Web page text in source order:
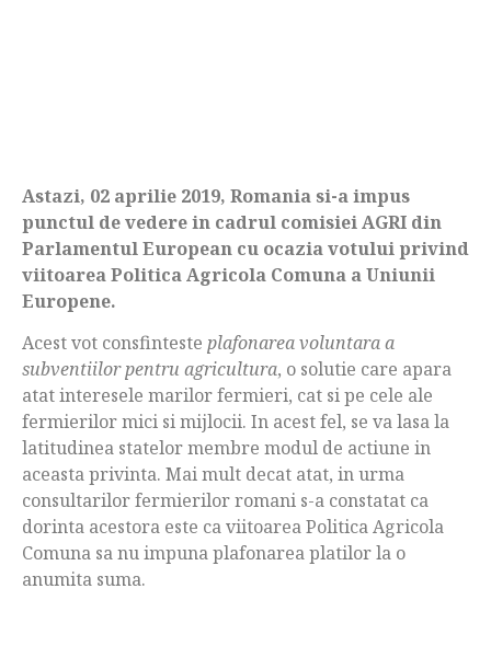
Astazi, 02 aprilie 2019, Romania si-a impus
punctul de vedere in cadrul comisiei AGRI din
Parlamentul European cu ocazia votului privind
viitoarea Politica Agricola Comuna a Uniunii
Europene.
Acest vot consfinteste plafonarea voluntara a
subventiilor pentru agricultura, o solutie care apara
atat interesele marilor fermieri, cat si pe cele ale
fermierilor mici si mijlocii. In acest fel, se va lasa la
latitudinea statelor membre modul de actiune in
aceasta privinta. Mai mult decat atat, in urma
consultarilor fermierilor romani s-a constatat ca
dorinta acestora este ca viitoarea Politica Agricola
Comuna sa nu impuna plafonarea platilor la o
anumita suma.